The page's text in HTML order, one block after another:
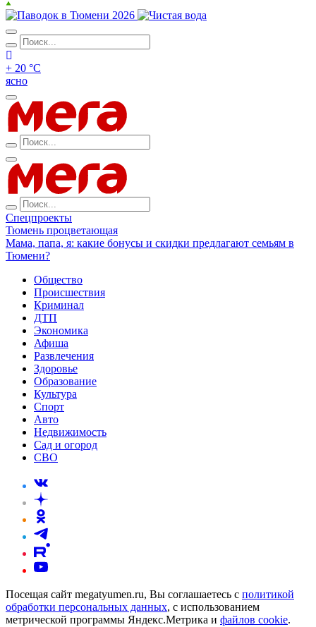
+ 20 °С
ясно
Спецпроекты
Тюмень процветающая
Мама, папа, я: какие бонусы и скидки предлагают семьям в
Тюмени?
Общество
Происшествия
Криминал
ДТП
Экономика
Афиша
Развлечения
Здоровье
Образование
Культура
Спорт
Авто
Недвижимость
Сад и огород
СВО
Посещая сайт megatyumen.ru, Вы соглашаетесь с политикой
обработки персональных данных, с использованием
метрической программы Яндекс.Метрика и файлов cookie.